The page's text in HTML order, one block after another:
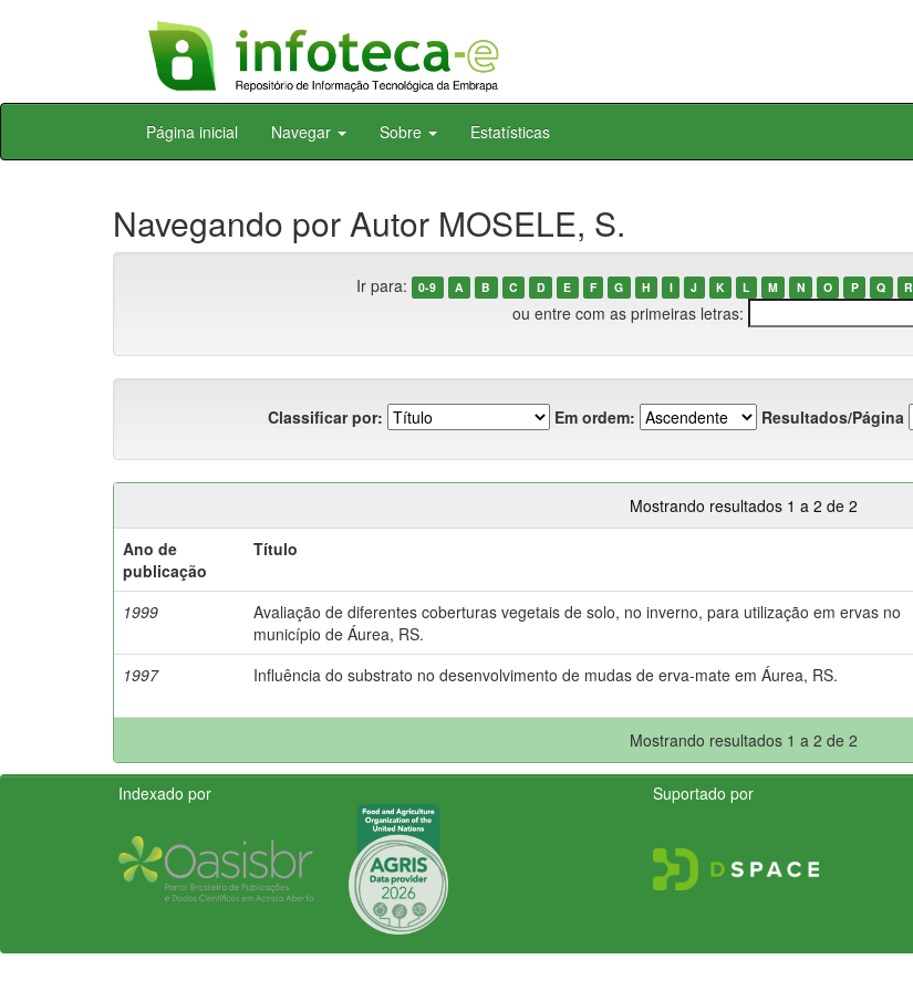
Skip
Página inicial Navegar Sobre Estatísticas
Navegando por Autor MOSELE, S.
Ir para: 0-9 A B C D E F G H I J K L M N O P Q R
ou entre com as primeiras letras:
Classificar por: Em ordem: Resultados/Página
Mostrando resultados 1 a 2 de 2
Ano de
publicação
Título
1999
Avaliação de diferentes coberturas vegetais de solo, no inverno, para utilização em ervas no
município de Áurea, RS.
1997
Influência do substrato no desenvolvimento de mudas de erva-mate em Áurea, RS.
Mostrando resultados 1 a 2 de 2
Indexado por Suportado por